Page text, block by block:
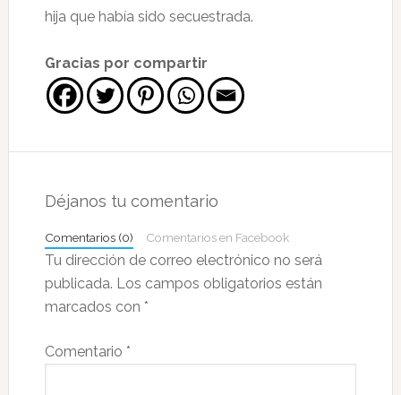
hija que había sido secuestrada.
Gracias por compartir
con
lectores
Déjanos tu comentario
Comentarios (0) Comentarios en Facebook
Tu dirección de correo electrónico no será
publicada. Los campos obligatorios están
marcados con *
Comentario *